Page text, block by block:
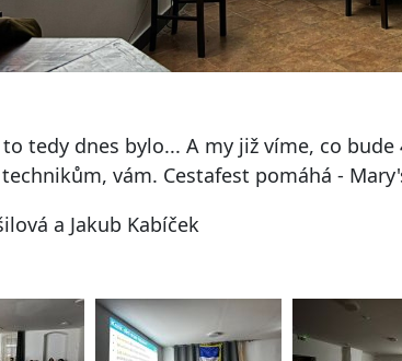
tedy dnes bylo... A my již víme, co
vám. Cestafest pomáhá -
a Jakub Kabíček